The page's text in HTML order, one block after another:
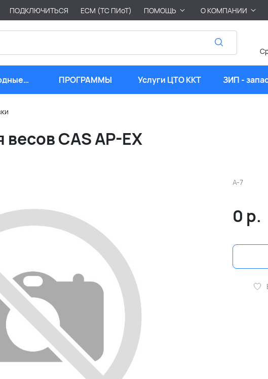
ПОДКЛЮЧИТЬСЯ ЕСМ (ТС ПИоТ) ПОМОЩЬ О КОМПАНИИ
ПРОГРАММЫ Услуги ЦТО ККТ
ЗИП -
части
CАS AP-EX
A-7
0 р.